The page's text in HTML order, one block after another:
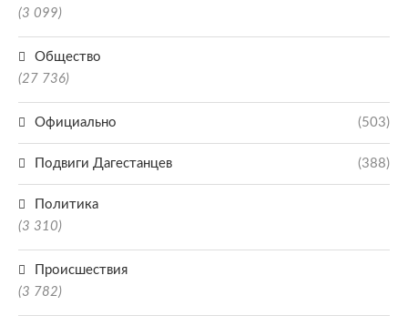
(3 099)
Общество
(27 736)
Официально (503)
Подвиги Дагестанцев (388)
Политика
(3 310)
Происшествия
(3 782)